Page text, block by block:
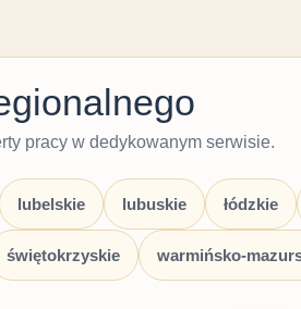
pracy w dedykowanym serwisie.
lubelskie lubuskie łódzkie
świętokrzyskie warmińsko-